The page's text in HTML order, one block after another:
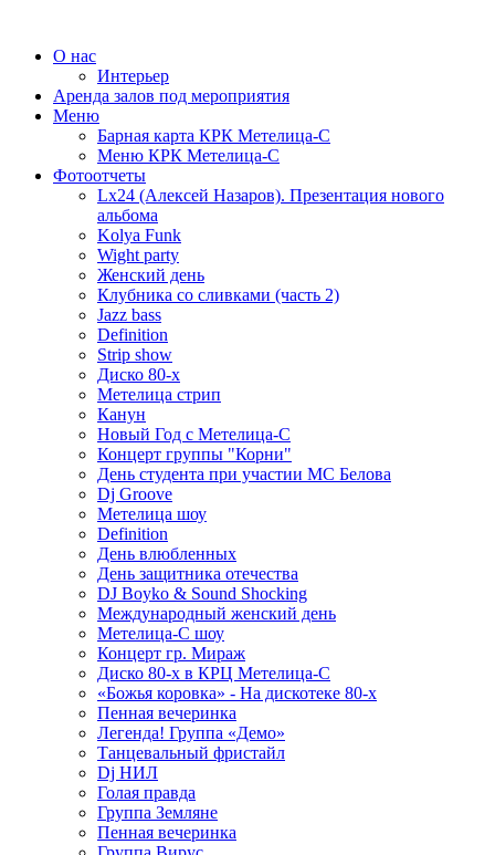
О нас
Интерьер
Аренда залов под мероприятия
Меню
Барная карта КРК Метелица-С
Меню КРК Метелица-С
Фотоотчеты
Lx24 (Алексей Назаров). Презентация нового
альбома
Kolya Funk
Wight party
Женский день
Клубника со сливками (часть 2)
Jazz bass
Definition
Strip show
Диско 80-х
Метелица стрип
Канун
Новый Год с Метелица-С
Концерт группы "Корни"
День студента при участии МС Белова
Dj Groove
Метелица шоу
Definition
День влюбленных
День защитника отечества
DJ Boyko & Sound Shocking
Международный женский день
Метелица-С шоу
Концерт гр. Мираж
Диско 80-х в КРЦ Метелица-С
«Божья коровка» - На дискотеке 80-х
Пенная вечеринка
Легенда! Группа «Демо»
Танцевальный фристайл
Dj НИЛ
Голая правда
Группа Земляне
Пенная вечеринка